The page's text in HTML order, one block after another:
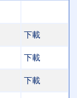
下載
下載
下載